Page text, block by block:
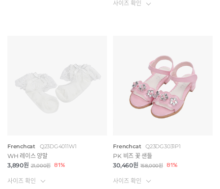
사이즈 확인
Frenchcat Q23DG4011W1
WH 레이스 양말
3,890원 21,000원 81%
사이즈 확인
Frenchcat Q23DG3031P1
PK 비즈 꽃 샌들
30,460원 158,000원 81%
사이즈 확인